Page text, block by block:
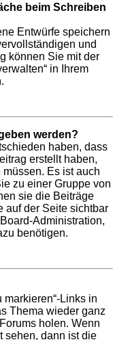
beim Schreiben
Entwürfe speichern
und
können Sie mit der
in Ihrem
werden?
haben, dass
erstellt haben,
Es ist auch
zu einer Gruppe von
sie die Beiträge
auf der Seite sichtbar
Administration,
benötigen.
markieren“-Links in
Thema wieder ganz
holen. Wenn
sehen, dann ist die